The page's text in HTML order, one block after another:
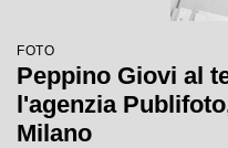
FOTO
Peppino Giovi al
l'agenzia
Milano